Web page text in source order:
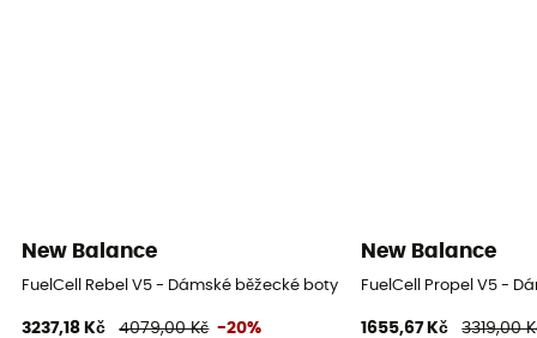
New Balance
FuelCell Rebel V5 - Dámské běžecké boty
3237,18 Kč 4079,00 Kč -20%
New Balance
FuelCell Propel V5 -
1655,67 Kč 3319,00